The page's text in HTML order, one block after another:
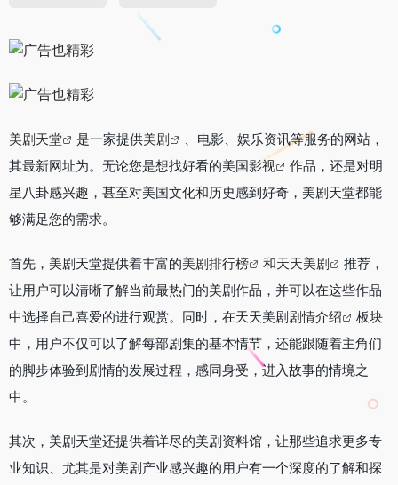
美剧天堂 是一家提供美剧
、电影、娱乐资讯等服务的网站，
其最新网址为。无论您是想找好看的美国影视
作品，还是对明
星八卦感兴趣，甚至对美国文化和历史感到好奇，美剧天堂都能
够满足您的需求。
首先，美剧天堂提供着丰富的美剧排行榜 和天天美剧
推荐，
让用户可以清晰了解当前最热门的美剧作品，并可以在这些作品
中选择自己喜爱的进行观赏。同时，在天天美剧剧情介绍
板块
中，用户不仅可以了解每部剧集的基本情节，还能跟随着主角们
的脚步体验到剧情的发展过程，感同身受，进入故事的情境之
中。
其次，美剧天堂还提供着详尽的美剧资料馆，让那些追求更多专
业知识、尤其是对美剧产业感兴趣的用户有一个深度的了解和探